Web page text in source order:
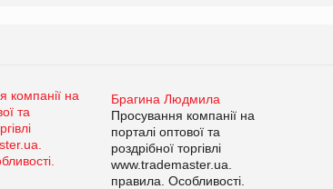
Брагина Людмила
Просування компанії на
порталі оптової та
роздрібної торгівлі
www.trademaster.ua.
правила. Особливості.